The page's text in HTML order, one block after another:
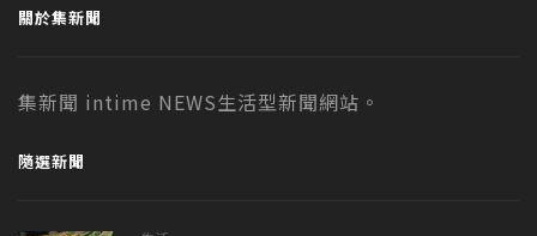
關於集新聞
集新聞 intime NEWS生活型新聞網站。
隨選新聞